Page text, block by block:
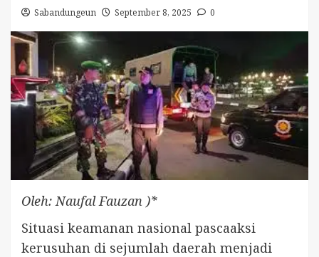
Sabandungeun September 8, 2025 0
Oleh: Naufal Fauzan )*
Situasi keamanan nasional pascaaksi
kerusuhan di sejumlah daerah menjadi